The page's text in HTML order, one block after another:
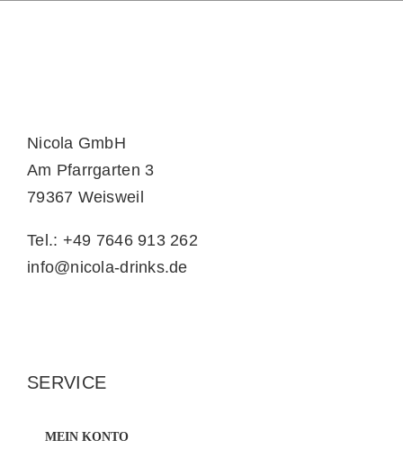
Nicola GmbH
Am Pfarrgarten 3
79367 Weisweil
Tel.: +49 7646 913 262
info@nicola-drinks.de
SERVICE
MEIN KONTO